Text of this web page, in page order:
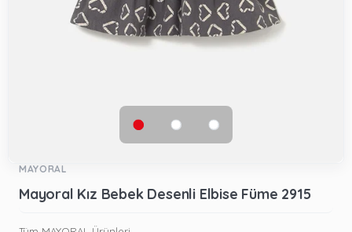
MAYORAL
Mayoral Kız Bebek Desenli Elbise Füme 2915